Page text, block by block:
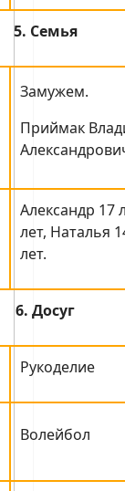
5. Семья
Замужем.
Приймак
Александр 17
лет, Наталья
лет.
6. Досуг
Рукоделие
Волейбол